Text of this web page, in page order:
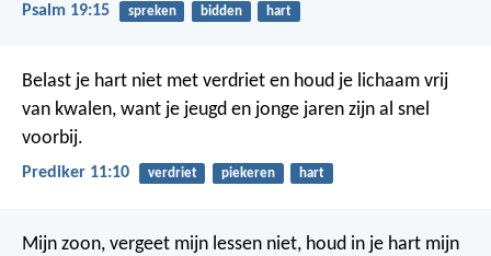
Psalm 19:15 spreken bidden hart
Belast je hart niet met verdriet en houd je lichaam vrij
van kwalen, want je jeugd en jonge jaren zijn al snel
voorbij.
Prediker 11:10 verdriet piekeren hart
Mijn zoon, vergeet mijn lessen niet, houd in je hart mijn